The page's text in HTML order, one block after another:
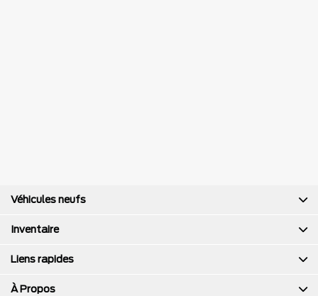
Véhicules neufs
Inventaire
Liens rapides
À Propos